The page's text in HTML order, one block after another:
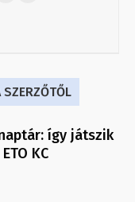
SZERZŐTŐL
így játszik
KC